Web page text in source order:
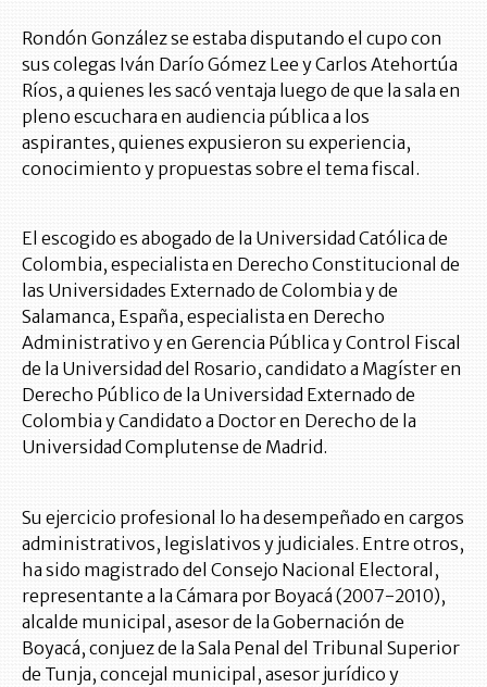
Rondón González se estaba disputando el cupo con
sus colegas Iván Darío Gómez Lee y Carlos Atehortúa
Ríos, a quienes les sacó ventaja luego de que la sala en
pleno escuchara en audiencia pública a los
aspirantes, quienes expusieron su experiencia,
conocimiento y propuestas sobre el tema fiscal.
El escogido es abogado de la Universidad Católica de
Colombia, especialista en Derecho Constitucional de
las Universidades Externado de Colombia y de
Salamanca, España, especialista en Derecho
Administrativo y en Gerencia Pública y Control Fiscal
de la Universidad del Rosario, candidato a Magíster en
Derecho Público de la Universidad Externado de
Colombia y Candidato a Doctor en Derecho de la
Universidad Complutense de Madrid.
Su ejercicio profesional lo ha desempeñado en cargos
administrativos, legislativos y judiciales. Entre otros,
ha sido magistrado del Consejo Nacional Electoral,
representante a la Cámara por Boyacá (2007-2010),
alcalde municipal, asesor de la Gobernación de
Boyacá, conjuez de la Sala Penal del Tribunal Superior
de Tunja, concejal municipal, asesor jurídico y